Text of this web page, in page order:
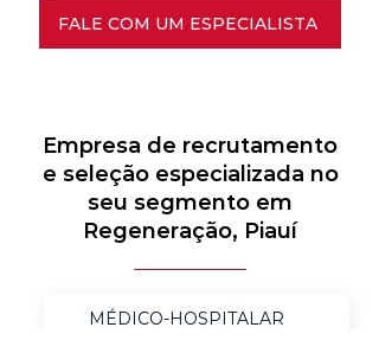
FALE COM UM ESPECIALISTA
Empresa de recrutamento
e seleção especializada no
seu segmento em
Regeneração, Piauí
MÉDICO-HOSPITALAR